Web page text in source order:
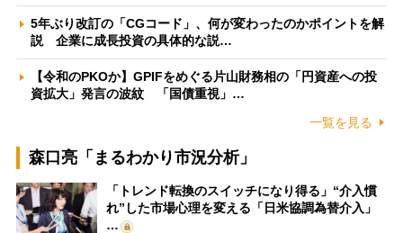
5年ぶり改訂の「CGコード」、何が変わったのかポイントを解
説 企業に成長投資の具体的な説…
【令和のPKOか】GPIFをめぐる片山財務相の「円資産への投
資拡大」発言の波紋 「国債重視」…
一覧を見る
森口亮「まるわかり市況分析」
「トレンド転換のスイッチになり得る」“介入慣
れ”した市場心理を変える「日米協調為替介入」
…